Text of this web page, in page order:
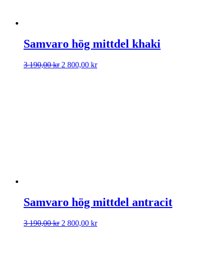
Samvaro hög mittdel khaki
3 190,00kr Det
2 800,00 krDet
Samvaro hög mittdel antracit
3 190,00kr Det
2 800,00 krDet